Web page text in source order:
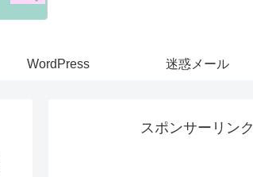
WordPress 迷惑メール
スポンサーリンク